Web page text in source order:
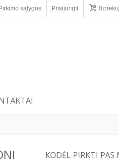
0
Pirkimo sąlygos Prisijungti
KODĖL PIRKTI PAS